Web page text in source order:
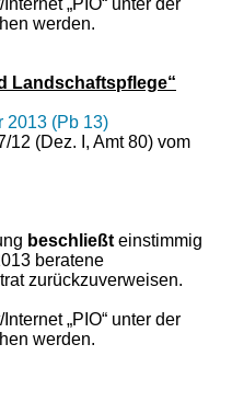
werden.
Landschaftspflege“
2013 (Pb 13)
12 (Dez. I, Amt 80) vom
beschließt einstimmig
beratene
zurückzuverweisen.
„PIO“ unter der
werden.